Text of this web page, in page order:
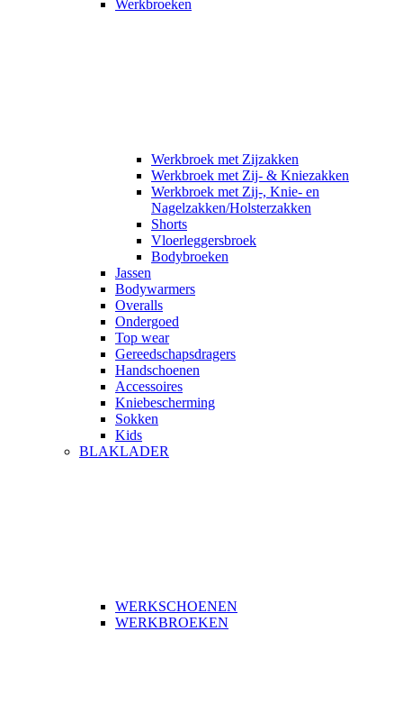
Werkbroeken
Werkbroek met Zijzakken
Werkbroek met Zij- & Kniezakken
Werkbroek met Zij-, Knie- en
Nagelzakken/Holsterzakken
Shorts
Vloerleggersbroek
Bodybroeken
Jassen
Bodywarmers
Overalls
Ondergoed
Top wear
Gereedschapsdragers
Handschoenen
Accessoires
Kniebescherming
Sokken
Kids
BLAKLADER
WERKSCHOENEN
WERKBROEKEN